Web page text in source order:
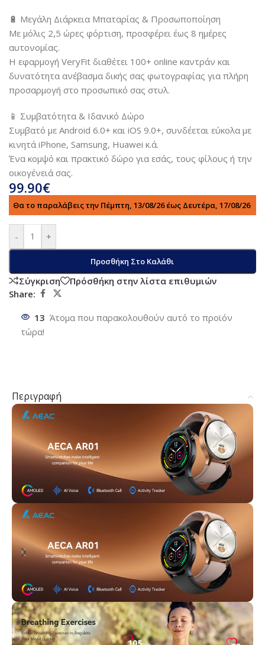
🔋 Μεγάλη Διάρκεια Μπαταρίας & Προσωποποίηση
Με μόλις 2,5 ώρες φόρτιση, προσφέρει έως 8 ημέρες
αυτονομίας.
Η εφαρμογή VeryFit διαθέτει 100+ online καντράν και
δυνατότητα ανέβασμα δικής σας φωτογραφίας για πλήρη
προσαρμογή στο προσωπικό σας στυλ.
📱 Συμβατότητα & Ιδανικό Δώρο
Συμβατό με Android 6.0+ και iOS 9.0+, συνδέεται εύκολα με
κινητά iPhone, Samsung, Huawei κ.ά.
Ένα κομψό και πρακτικό δώρο για εσάς, τους φίλους ή την
οικογένειά σας.
99.90€
Θα το παραλάβεις την Πέμπτη, 13/08/26 έως Δευτέρα, 17/08/26
- +
Προσθήκη Στο Καλάθι
Σύγκριση
Πρόσθήκη στην λίστα επιθυμιών
Share:
13 Άτομα που παρακολουθούν αυτό το προϊόν
τώρα!
Περιγραφή